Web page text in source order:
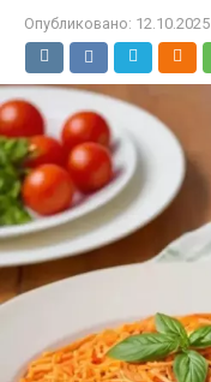
Опубликовано: 12.10.2025